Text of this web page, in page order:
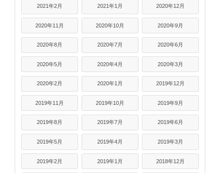
2021年2月 2021年1月 2020年12月
2020年11月 2020年10月 2020年9月
2020年8月 2020年7月 2020年6月
2020年5月 2020年4月 2020年3月
2020年2月 2020年1月 2019年12月
2019年11月 2019年10月 2019年9月
2019年8月 2019年7月 2019年6月
2019年5月 2019年4月 2019年3月
2019年2月 2019年1月 2018年12月